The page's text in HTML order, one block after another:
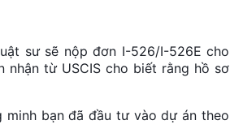
sư sẽ nộp đơn I-526/I-526E cho
nhận từ USCIS cho biết rằng hồ sơ
bạn đã đầu tư vào dự án theo